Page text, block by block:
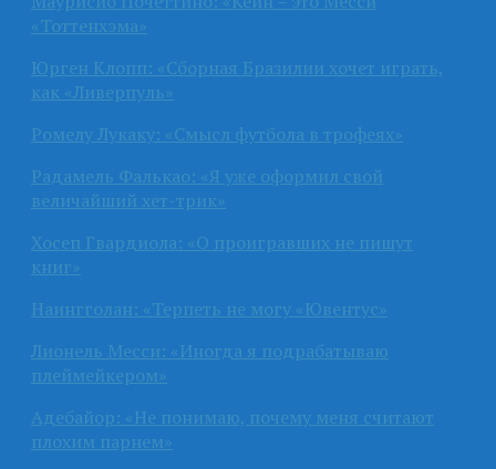
«Тоттенхэма»
Юрген Клопп: «Сборная Бразилии хочет играть,
как «Ливерпуль»
Ромелу Лукаку: «Смысл футбола в трофеях»
Радамель Фалькао: «Я уже оформил свой
величайший хет-трик»
Хосеп Гвардиола: «О проигравших не пишут
книг»
Наингголан: «Терпеть не могу «Ювентус»
Лионель Месси: «Иногда я подрабатываю
плеймейкером»
Адебайор: «Не понимаю, почему меня считают
плохим парнем»